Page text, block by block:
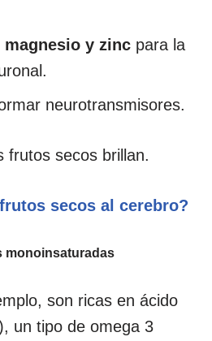
y zinc para la
neurotransmisores.
frutos secos brillan.
secos al cerebro?
monoinsaturadas
son ricas en ácido
un tipo de omega 3